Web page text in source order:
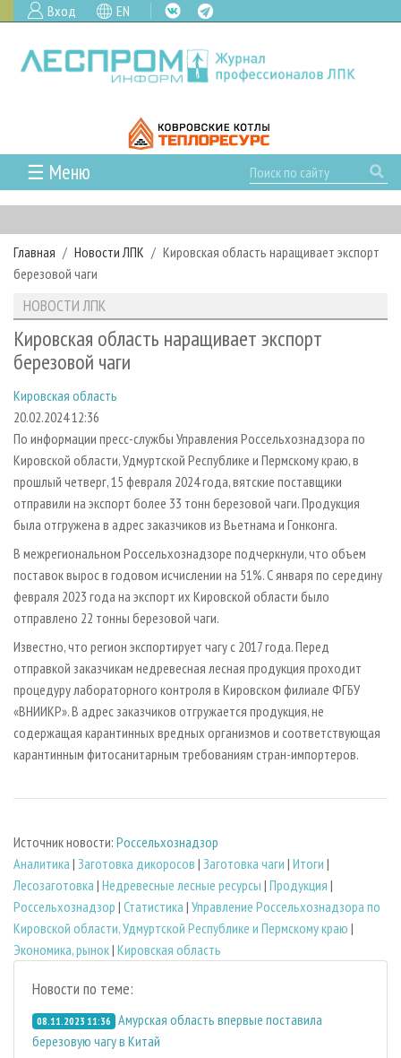
Вход EN
☰ Меню
ГЛАВНАЯ
РУБРИКИ И ТЕМЫ
РУБРИКИ ЖУРНАЛА
ЛЕСОЗАГОТОВКА
ЛЕСОПИЛЕНИЕ
СУШКА ДРЕВЕСИНЫ
ПРОИЗВОДСТВО ДРЕВЕСНЫХ ПЛИТ
ДЕРЕВЯННОЕ ДОМОСТРОЕНИЕ
ПРОИЗВОДСТВО МЕБЕЛИ
БИОЭНЕРГЕТИКА
ЦБП
ИНСТРУМЕНТ И МАТЕРИАЛЫ
НОВОСТИ
НОВОСТИ ЛПК
НОВОСТИ ЖУРНАЛА
ПРОЕКТЫ ЛПИ
АНАЛИТИКА
ПРЕДПРИЯТИЯ ЛПК
ПЕРСОНЫ
МОБИЛЬНЫЕ ВЫСТАВКИ
ОФИЦИАЛЬНЫЕ ДЕЛЕГАЦИИ
ПРИОРИТЕТНЫЕ ИНВЕСТПРОЕКТЫ
RUSSIAN FORESTRY REVIEW
ГАЗЕТА ЛЕСПРОМФОРУМ
БИБЛИОТЕКА СПЕЦИАЛИСТА
АРХИВ ЖУРНАЛОВ
СТАТЬИ
О ЖУРНАЛЕ
ПОДПИСКА
КОНТАКТЫ
РЕКЛАМОДАТЕЛЯМ
РЕКЛАМА
РЕКЛАМА НА САЙТЕ
Главная Новости ЛПК
Кировская область наращивает экспорт
березовой чаги
НОВОСТИ ЛПК
Кировская область наращивает экспорт
березовой чаги
Кировская область
20.02.2024 12:36
По информации пресс-службы Управления Россельхознадзора по
Кировской области, Удмуртской Республике и Пермскому краю, в
прошлый четверг, 15 февраля 2024 года, вятские поставщики
отправили на экспорт более 33 тонн березовой чаги. Продукция
была отгружена в адрес заказчиков из Вьетнама и Гонконга.
В межрегиональном Россельхознадзоре подчеркнули, что объем
поставок вырос в годовом исчислении на 51%. С января по середину
февраля 2023 года на экспорт их Кировской области было
отправлено 22 тонны березовой чаги.
Известно, что регион экспортирует чагу с 2017 года. Перед
отправкой заказчикам недревесная лесная продукция проходит
процедуру лабораторного контроля в Кировском филиале ФГБУ
«ВНИИКР». В адрес заказчиков отгружается продукция, не
содержащая карантинных вредных организмов и соответствующая
карантинным фитосанитарным требованиям стран-импортеров.
Источник новости: Россельхознадзор
Аналитика | Заготовка дикоросов | Заготовка чаги | Итоги |
Лесозаготовка | Недревесные лесные ресурсы | Продукция |
Россельхознадзор | Статистика | Управление Россельхознадзора по
Кировской области, Удмуртской Республике и Пермскому краю |
Экономика, рынок| Кировская область
Новости по теме:
08.11.2023 11:36 Амурская область впервые поставила
березовую чагу в Китай